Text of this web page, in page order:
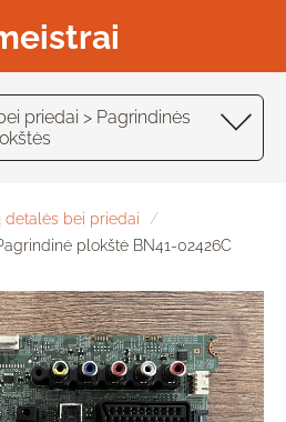
priedai > Pagrindinės
detalės bei priedai
plokštė BN41-02426C